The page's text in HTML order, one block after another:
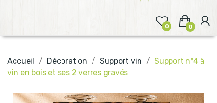
0 0
Accueil Décoration Support vin
Support n°4 à
vin en bois et ses 2 verres gravés